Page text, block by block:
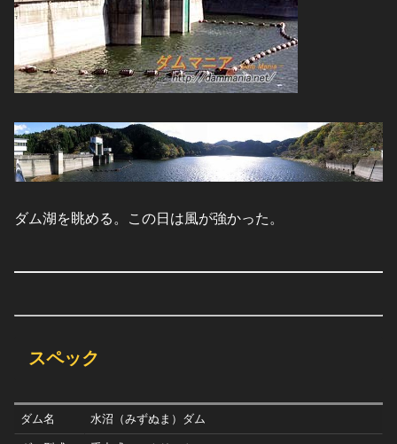
ダム湖を眺める。この日は風が強かった。
スペック
ダム名 水沼（みずぬま）ダム